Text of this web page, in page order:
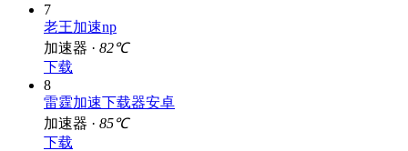
7
老王加速np
加速器 · 82℃
下载
8
雷霆加速下载器安卓
加速器 · 85℃
下载